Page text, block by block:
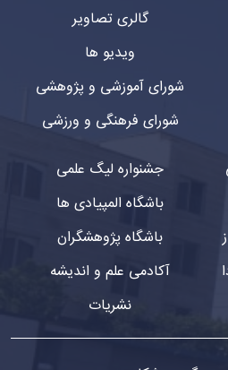
گالری تصاویر
ویدیو ها
شورای آموزشی و پژوهشی
شورای فرهنگی و ورزشی
جشنواره لیگ علمی
باشگاه المپیادی ها
باشگاه پژوهشگران
آکادمی علم و اندیشه
نشریات